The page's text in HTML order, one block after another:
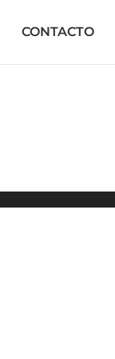
CONTACTO